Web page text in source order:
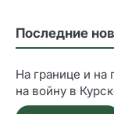
Последние
На границе и на
на войну в